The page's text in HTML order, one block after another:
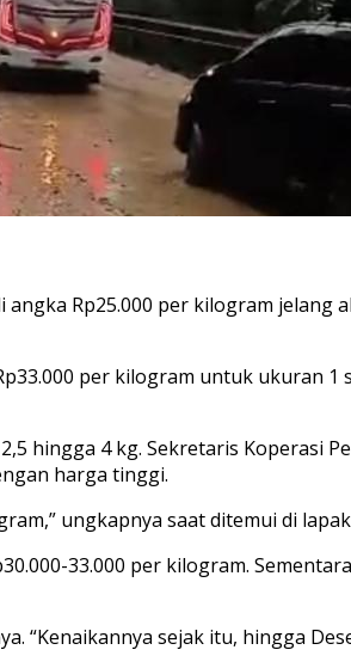
Rp25.000 per kilogram jelang
per kilogram untuk ukuran
hingga 4 kg. Sekretaris Koperasi
harga tinggi.
ungkapnya saat ditemui di
33.000 per kilogram.
“Kenaikannya sejak itu, hingga